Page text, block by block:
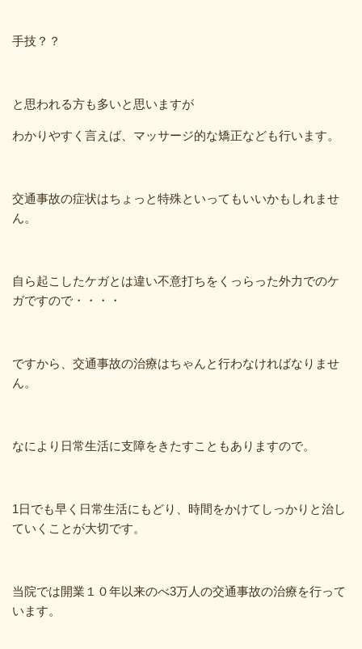
手技？？
と思われる方も多いと思いますが
わかりやすく言えば、マッサージ的な矯正なども行います。
交通事故の症状はちょっと特殊といってもいいかもしれませ
ん。
自ら起こしたケガとは違い不意打ちをくっらった外力でのケ
ガですので・・・・
ですから、交通事故の治療はちゃんと行わなければなりませ
ん。
なにより日常生活に支障をきたすこともありますので。
1日でも早く日常生活にもどり、時間をかけてしっかりと治し
ていくことが大切です。
当院では開業１０年以来のべ3万人の交通事故の治療を行って
います。